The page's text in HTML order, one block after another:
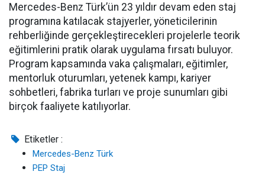
Mercedes-Benz Türk’ün 23 yıldır devam eden staj
programına katılacak stajyerler, yöneticilerinin
rehberliğinde gerçekleştirecekleri projelerle teorik
eğitimlerini pratik olarak uygulama fırsatı buluyor.
Program kapsamında vaka çalışmaları, eğitimler,
mentorluk oturumları, yetenek kampı, kariyer
sohbetleri, fabrika turları ve proje sunumları gibi
birçok faaliyete katılıyorlar.
Etiketler :
Mercedes-Benz Türk
PEP Staj